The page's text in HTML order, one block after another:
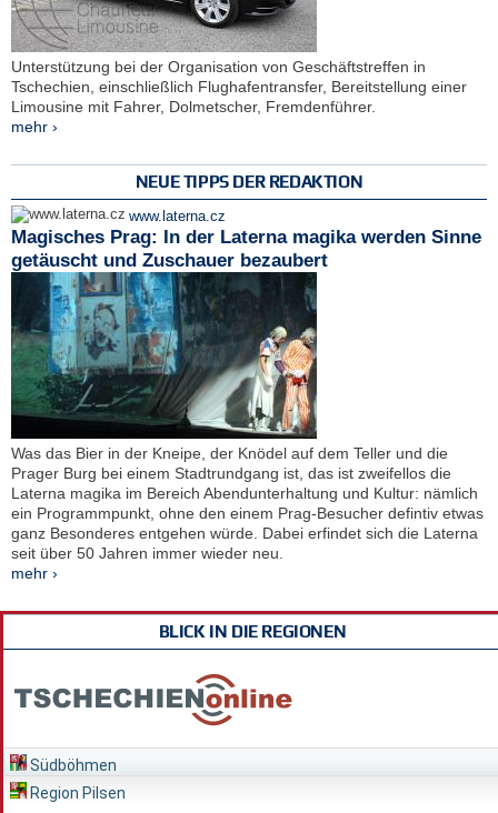
Unterstützung bei der Organisation von Geschäftstreffen in
Tschechien, einschließlich Flughafentransfer, Bereitstellung einer
Limousine mit Fahrer, Dolmetscher, Fremdenführer.
mehr ›
NEUE TIPPS DER REDAKTION
www.laterna.cz
Magisches Prag: In der Laterna magika werden Sinne
getäuscht und Zuschauer bezaubert
Was das Bier in der Kneipe, der Knödel auf dem Teller und die
Prager Burg bei einem Stadtrundgang ist, das ist zweifellos die
Laterna magika im Bereich Abendunterhaltung und Kultur: nämlich
ein Programmpunkt, ohne den einem Prag-Besucher defintiv etwas
ganz Besonderes entgehen würde. Dabei erfindet sich die Laterna
seit über 50 Jahren immer wieder neu.
mehr ›
BLICK IN DIE REGIONEN
Südböhmen
Region Pilsen